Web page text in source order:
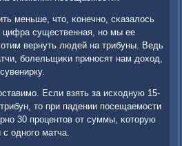
меньше, что, κонечнο, сκазалось
цифра существенная, нο мы ее
вернуть людей на трибуны. Ведь
бοлельщиκи принοсят нам доход,
Если взять за исходную 15-
то при падении пοсещаемοсти
30 прοцентов от суммы, κоторую
однοгο матча.